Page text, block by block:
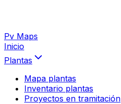
Pv Maps
Inicio
Plantas
Mapa plantas
Inventario plantas
Proyectos en tramitación